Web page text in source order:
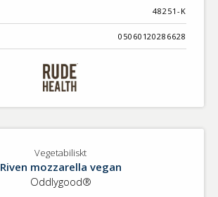
48251-K
05060120286628
Vegetabiliskt
Riven mozzarella vegan
Oddlygood®